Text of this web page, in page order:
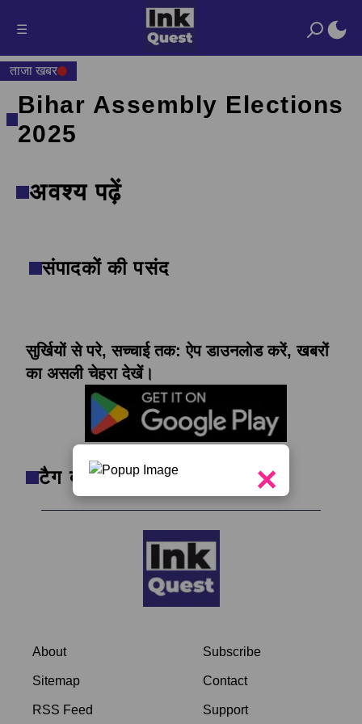
☰
ताजा खबर
×
Bihar Assembly Elections
2025
अवश्य पढ़ें
संपादकों की पसंद
सुर्खियों से परे, सच्चाई तक: ऐप डाउनलोड करें, खबरों
का असली चेहरा देखें।
टैग क्लाउड
About
Sitemap
RSS Feed
Subscribe
Contact
Support